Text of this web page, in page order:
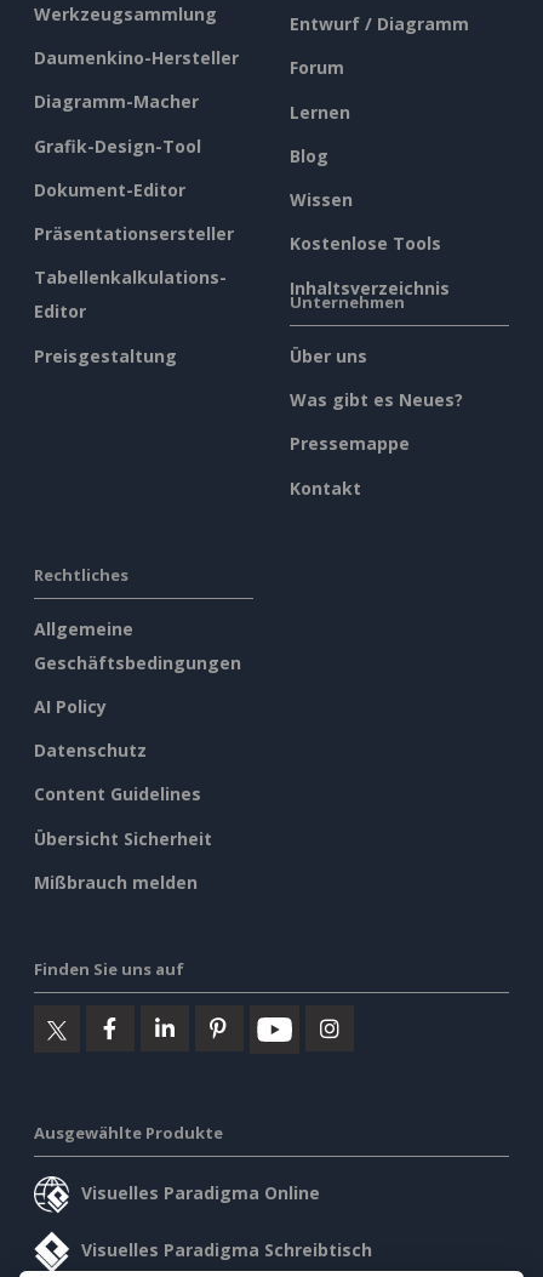
Werkzeugsammlung
Daumenkino-Hersteller
Diagramm-Macher
Grafik-Design-Tool
Dokument-Editor
Präsentationsersteller
Tabellenkalkulations-
Editor
Preisgestaltung
Entwurf / Diagramm
Forum
Lernen
Blog
Wissen
Kostenlose Tools
Inhaltsverzeichnis
Unternehmen
Über uns
Was gibt es Neues?
Pressemappe
Kontakt
Rechtliches
Allgemeine
Geschäftsbedingungen
AI Policy
Datenschutz
Content Guidelines
Übersicht Sicherheit
Mißbrauch melden
Finden Sie uns auf
Ausgewählte Produkte
Visuelles Paradigma Online
Visuelles Paradigma Schreibtisch